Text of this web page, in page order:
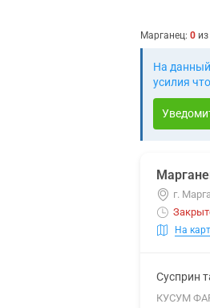
Марганец: 0 из
На
усилия
г.
На
Сусприн
КУСУМ